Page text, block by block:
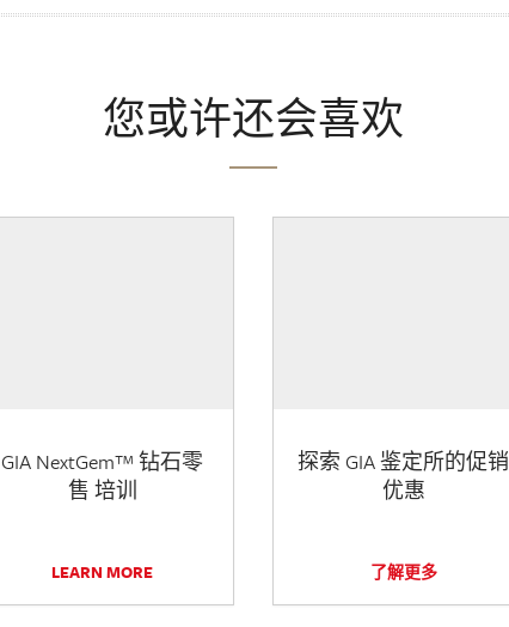
您或许还会喜欢
GIA NextGem™ 钻石零
售 培训
LEARN MORE
探索 GIA 鉴定所的促销
优惠
了解更多